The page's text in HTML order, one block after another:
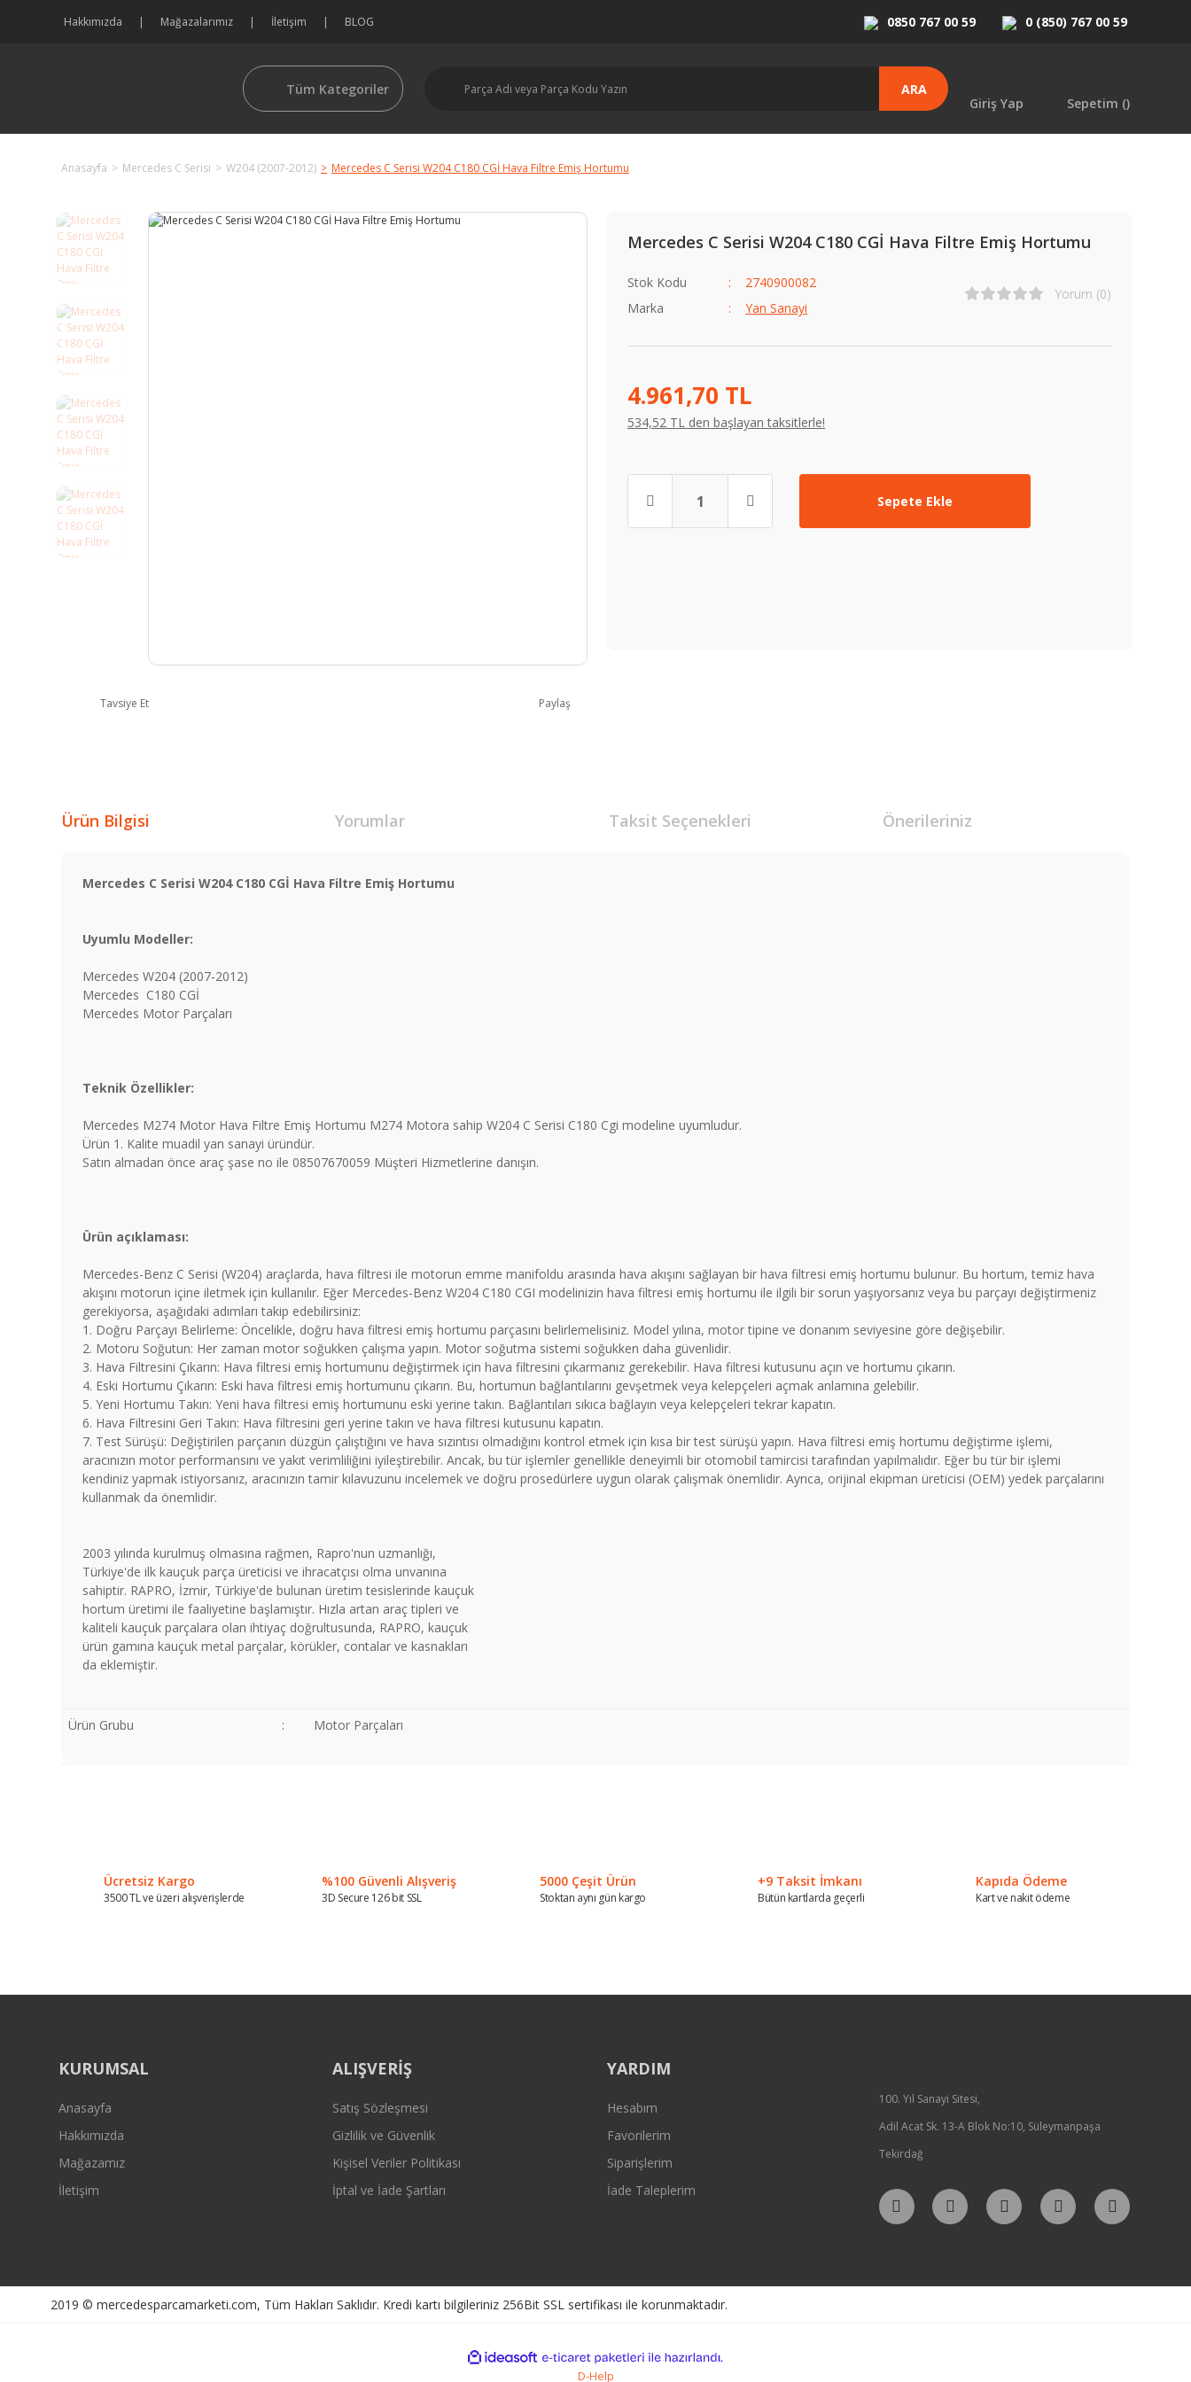
Hakkımızda Mağazalarımız İletişim BLOG 0850 767 00 59 0 (850) 767 00 59
Tüm Kategoriler
ARA
Giriş Yap
Sepetim ()
Anasayfa Mercedes C Serisi W204 (2007-2012) Mercedes C Serisi W204 C180 CGİ Hava Filtre Emiş Hortumu
Tavsiye Et Paylaş
Mercedes C Serisi W204 C180 CGİ Hava Filtre Emiş Hortumu
Stok Kodu
2740900082
Marka
Yan Sanayi
Yorum (0)
4.961,70 TL
534,52 TL den başlayan taksitlerle!
Sepete Ekle
Ürün Bilgisi Yorumlar Taksit Seçenekleri Önerileriniz
Mercedes C Serisi W204 C180 CGİ Hava Filtre Emiş Hortumu
Uyumlu Modeller:
Mercedes W204 (2007-2012)
Mercedes C180 CGİ
Mercedes Motor Parçaları
Teknik Özellikler:
Mercedes M274 Motor Hava Filtre Emiş Hortumu M274 Motora sahip W204 C Serisi C180 Cgi modeline uyumludur.
Ürün 1. Kalite muadil yan sanayi üründür.
Satın almadan önce araç şase no ile 08507670059 Müşteri Hizmetlerine danışın.
Ürün açıklaması:
Mercedes-Benz C Serisi (W204) araçlarda, hava filtresi ile motorun emme manifoldu arasında hava akışını sağlayan bir hava filtresi emiş hortumu bulunur. Bu hortum, temiz hava
akışını motorun içine iletmek için kullanılır. Eğer Mercedes-Benz W204 C180 CGI modelinizin hava filtresi emiş hortumu ile ilgili bir sorun yaşıyorsanız veya bu parçayı değiştirmeniz
gerekiyorsa, aşağıdaki adımları takip edebilirsiniz:
1. Doğru Parçayı Belirleme: Öncelikle, doğru hava filtresi emiş hortumu parçasını belirlemelisiniz. Model yılına, motor tipine ve donanım seviyesine göre değişebilir.
2. Motoru Soğutun: Her zaman motor soğukken çalışma yapın. Motor soğutma sistemi soğukken daha güvenlidir.
3. Hava Filtresini Çıkarın: Hava filtresi emiş hortumunu değiştirmek için hava filtresini çıkarmanız gerekebilir. Hava filtresi kutusunu açın ve hortumu çıkarın.
4. Eski Hortumu Çıkarın: Eski hava filtresi emiş hortumunu çıkarın. Bu, hortumun bağlantılarını gevşetmek veya kelepçeleri açmak anlamına gelebilir.
5. Yeni Hortumu Takın: Yeni hava filtresi emiş hortumunu eski yerine takın. Bağlantıları sıkıca bağlayın veya kelepçeleri tekrar kapatın.
6. Hava Filtresini Geri Takın: Hava filtresini geri yerine takın ve hava filtresi kutusunu kapatın.
7. Test Sürüşü: Değiştirilen parçanın düzgün çalıştığını ve hava sızıntısı olmadığını kontrol etmek için kısa bir test sürüşü yapın. Hava filtresi emiş hortumu değiştirme işlemi,
aracınızın motor performansını ve yakıt verimliliğini iyileştirebilir. Ancak, bu tür işlemler genellikle deneyimli bir otomobil tamircisi tarafından yapılmalıdır. Eğer bu tür bir işlemi
kendiniz yapmak istiyorsanız, aracınızın tamir kılavuzunu incelemek ve doğru prosedürlere uygun olarak çalışmak önemlidir. Ayrıca, orijinal ekipman üreticisi (OEM) yedek parçalarını
kullanmak da önemlidir.
2003 yılında kurulmuş olmasına rağmen, Rapro'nun uzmanlığı,
Türkiye'de ilk kauçuk parça üreticisi ve ihracatçısı olma unvanına
sahiptir. RAPRO, İzmir, Türkiye'de bulunan üretim tesislerinde kauçuk
hortum üretimi ile faaliyetine başlamıştır. Hızla artan araç tipleri ve
kaliteli kauçuk parçalara olan ihtiyaç doğrultusunda, RAPRO, kauçuk
ürün gamına kauçuk metal parçalar, körükler, contalar ve kasnakları
da eklemiştir.
Ürün Grubu : Motor Parçaları
Ürün açıklamasında eksik bilgiler bulunuyor.
Ürün bilgilerinde hatalar bulunuyor.
Gönder
Ücretsiz Kargo
3500 TL ve üzeri alışverişlerde
%100 Güvenli Alışveriş
3D Secure 126 bit SSL
5000 Çeşit Ürün
Stoktan aynı gün kargo
+9 Taksit İmkanı
Bütün kartlarda geçerli
Kapıda Ödeme
Kart ve nakit ödeme
KURUMSAL
Anasayfa
Hakkımızda
Mağazamız
İletişim
ALIŞVERİŞ
Satış Sözleşmesi
Gizlilik ve Güvenlik
Kişisel Veriler Politikası
İptal ve İade Şartları
YARDIM
Hesabım
Favorilerim
Siparişlerim
İade Taleplerim
100. Yıl Sanayi Sitesi,
Adil Acat Sk. 13-A Blok No:10, Süleymanpaşa
Tekirdağ
2019 © mercedesparcamarketi.com, Tüm Hakları Saklıdır. Kredi kartı bilgileriniz 256Bit SSL sertifikası ile korunmaktadır.
D-Help
ideasoft
e-